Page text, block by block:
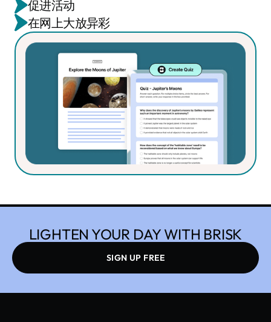
天。
解学生是如何整理作业的。
将任何在线文本转换成针对不同阅读水平进行调
整、翻译成另一种语言或两者兼而有之的 Google
文档。
促进活动
将任何在线资源转化为学生的交互式学习体验。让
课程生动起来，增进学生的理解。
在网上大放异彩
在支持聊天的专用空间中工作。使用 Brisk Next
获取个性化资源推荐、同时创建多个材料、批量反
馈任务，以及访问您的创作历史记录。
LIGHTEN YOUR DAY WITH BRISK
SIGN UP FREE